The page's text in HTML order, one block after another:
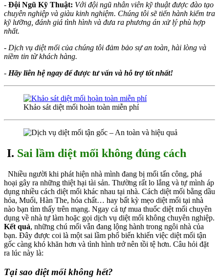
- Đội Ngũ Kỹ Thuật: Với đội ngũ nhân viên kỹ thuật được đào tạo
chuyên nghiệp và giàu kinh nghiệm. Chúng tôi sẽ tiến hành kiểm tra
kỹ lưỡng, đánh giá tình hình và đưa ra phương án xử lý phù hợp
nhất.
- Dịch vụ diệt mối của chúng tôi đảm bảo sự an toàn, hài lòng và
niềm tin từ khách hàng.
- Hãy liên hệ ngay để được tư vấn và hỗ trợ tốt nhất!
Khảo sát diệt mối hoàn toàn miễn phí
I. Sai lầm diệt mối không đúng cách
Nhiều người khi phát hiện nhà mình đang bị mối tấn công, phá
hoại gây ra những thiệt hại tài sản. Thường rất lo lắng và tự mình áp
dụng nhiều cách diệt mối khác nhau tại nhà. Cách diệt mối bằng dầu
hỏa, Muối, Hàn The, hóa chất… hay bất kỳ mẹo diệt mối tại nhà
nào bạn tìm thấy trên mạng. Ngay cả tự mua thuốc diệt mối chuyên
dụng về nhà tự làm hoặc gọi dịch vụ diệt mối không chuyên nghiệp.
Kết quả, những chú mối vẫn đang lộng hành trong ngôi nhà của
bạn. Đây được coi là một sai lầm phổ biến khiến việc diệt mối tận
gốc càng khó khăn hơn và tình hình trở nên tồi tệ hơn. Câu hỏi đặt
ra lúc này là:
Tại sao diệt mối không hết?